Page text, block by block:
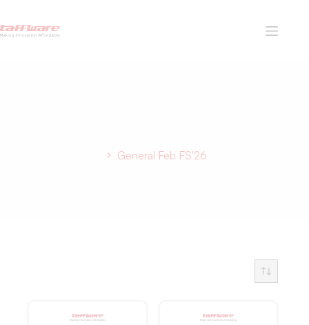
General Feb FS'26